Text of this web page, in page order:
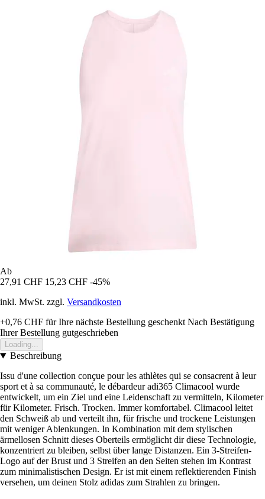
Ab
27,91 CHF 15,23 CHF -45%
inkl. MwSt. zzgl. Versandkosten
+0,76 CHF für Ihre nächste Bestellung geschenkt Nach Bestätigung
Ihrer Bestellung gutgeschrieben
Loading...
Beschreibung
Issu d'une collection conçue pour les athlètes qui se consacrent à leur
sport et à sa communauté, le débardeur adi365 Climacool wurde
entwickelt, um ein Ziel und eine Leidenschaft zu vermitteln, Kilometer
für Kilometer. Frisch. Trocken. Immer komfortabel. Climacool leitet
den Schweiß ab und verteilt ihn, für frische und trockene Leistungen
mit weniger Ablenkungen. In Kombination mit dem stylischen
ärmellosen Schnitt dieses Oberteils ermöglicht dir diese Technologie,
konzentriert zu bleiben, selbst über lange Distanzen. Ein 3-Streifen-
Logo auf der Brust und 3 Streifen an den Seiten stehen im Kontrast
zum minimalistischen Design. Er ist mit einem reflektierenden Finish
versehen, um deinen Stolz adidas zum Strahlen zu bringen.